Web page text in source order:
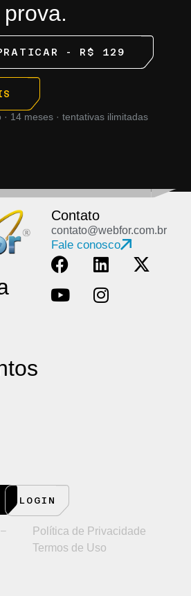
prova.
- R$ 129
· 14 meses · tentativas ilimitadas
Contato
contato@webfor.com.br
Fale conosco
LOGIN
Política de Privacidade
Termos de Uso